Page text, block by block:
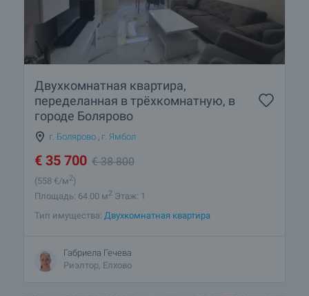
Двухкомнатная квартира,
переделанная в трёхкомнатную, в
городе Болярово
г. Болярово г. Ямбол
€ 35 700 €38 800
(558 €/м2)
Площадь: 64.00 м2 Этаж: 1
Тип имущества: Двухкомнатная квартира
Габриела Гечева
Риэлтор, Елхово